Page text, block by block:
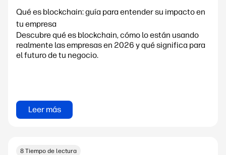
Qué es blockchain: guía para entender su impacto en
tu empresa
Descubre qué es blockchain, cómo lo están usando
realmente las empresas en 2026 y qué significa para
el futuro de tu negocio.
Leer más
8 Tiempo de lectura